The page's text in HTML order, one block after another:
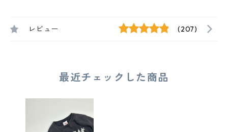
レビュー (207)
最近チェックした商品